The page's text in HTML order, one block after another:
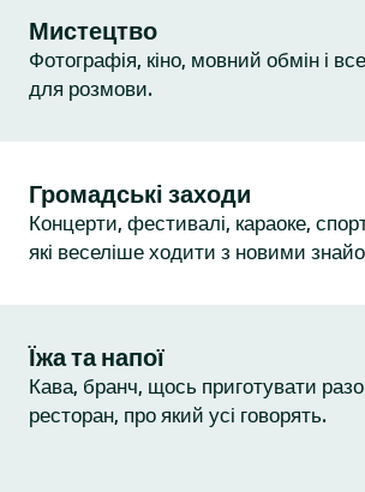
Мистецтво
Фотографія, кіно, мовний обмін і
для розмови.
Громадські заходи
Концерти, фестивалі, караоке,
які веселіше ходити з новими
Їжа та напої
Кава, бранч, щось приготувати
ресторан, про який усі говорять.